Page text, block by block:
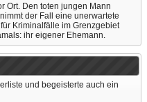
Ort. Den toten jungen Mann
der Fall eine unerwartete
Kriminalfälle im Grenzgebiet
ihr eigener Ehemann.
und begeisterte auch ein